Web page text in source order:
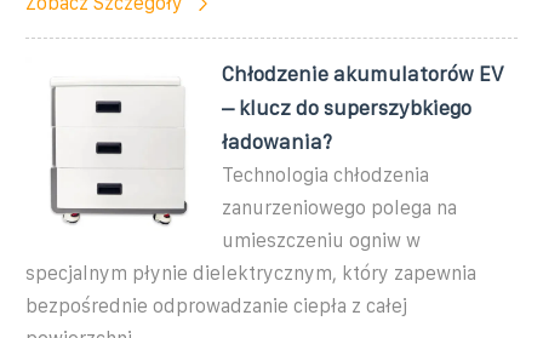
Chłodzenie akumulatorów EV
– klucz do superszybkiego
ładowania?
Technologia chłodzenia
zanurzeniowego polega na
umieszczeniu ogniw w
specjalnym płynie dielektrycznym, który zapewnia
bezpośrednie odprowadzanie ciepła z całej